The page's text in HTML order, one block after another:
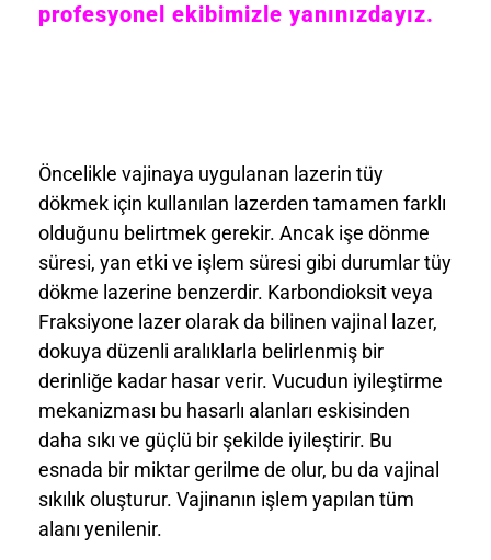
profesyonel ekibimizle yanınızdayız.
Öncelikle vajinaya uygulanan lazerin tüy
dökmek için kullanılan lazerden tamamen farklı
olduğunu belirtmek gerekir. Ancak işe dönme
süresi, yan etki ve işlem süresi gibi durumlar tüy
dökme lazerine benzerdir. Karbondioksit veya
Fraksiyone lazer olarak da bilinen vajinal lazer,
dokuya düzenli aralıklarla belirlenmiş bir
derinliğe kadar hasar verir. Vucudun iyileştirme
mekanizması bu hasarlı alanları eskisinden
daha sıkı ve güçlü bir şekilde iyileştirir. Bu
esnada bir miktar gerilme de olur, bu da vajinal
sıkılık oluşturur. Vajinanın işlem yapılan tüm
alanı yenilenir.